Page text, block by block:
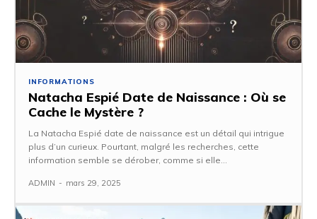
INFORMATIONS
Natacha Espié Date de Naissance : Où se
Cache le Mystère ?
La Natacha Espié date de naissance est un détail qui intrigue
plus d’un curieux. Pourtant, malgré les recherches, cette
information semble se dérober, comme si elle...
ADMIN - mars 29, 2025